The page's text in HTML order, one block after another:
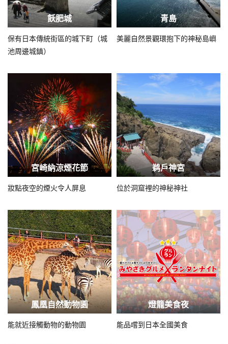
飫肥城
保有日本傳統街區的城下町（城
池周邊城鎮）
青島
美麗自然景觀環抱下的神秘島嶼
宮崎納涼煙花節
妝點夜空的煙火令人屏息
鹈戶神宮
位於洞窟裡的神秘神社
鳳凰自然動物園
能就近接觸動物的動物園
燈籠美食夜
能品嚐到日本全國美食